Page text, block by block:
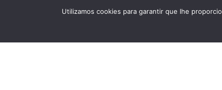
Utilizamos cookies para garantir que lhe